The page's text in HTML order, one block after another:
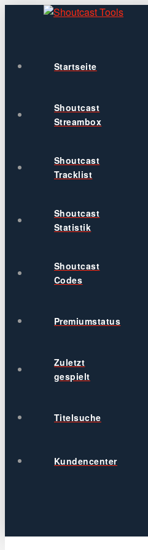
Startseite
Shoutcast
Streambox
Shoutcast
Tracklist
Shoutcast
Statistik
Shoutcast
Codes
Premiumstatus
Zuletzt
gespielt
Titelsuche
Kundencenter